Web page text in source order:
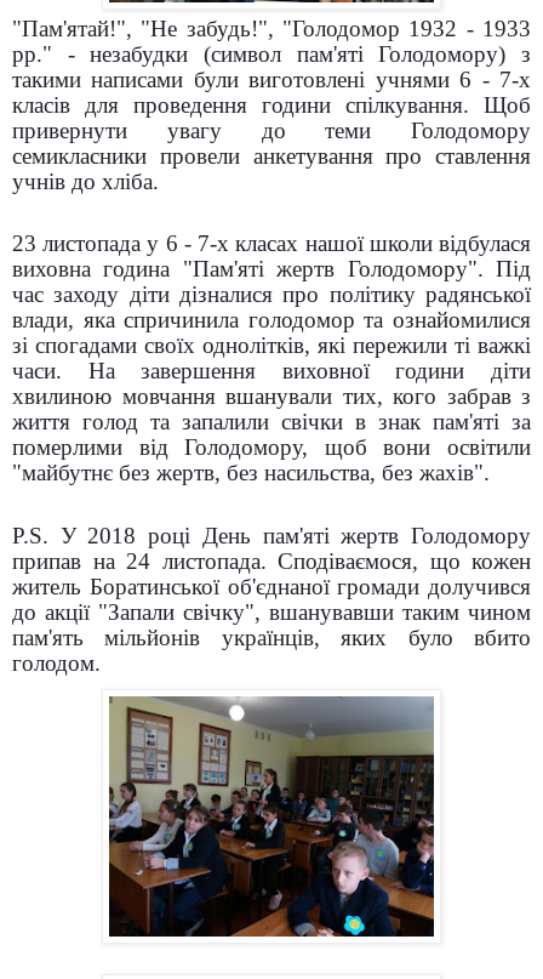
"Пам'ятай!", "Не забудь!", "Голодомор 1932 - 1933
рр." - незабудки (символ пам'яті Голодомору) з
такими написами були виготовлені учнями 6 - 7-х
класів для проведення години спілкування. Щоб
привернути увагу до теми Голодомору
семикласники провели анкетування про ставлення
учнів до хліба.
23 листопада у 6 - 7-х класах нашої школи відбулася
виховна година "Пам'яті жертв Голодомору". Під
час заходу діти дізналися про політику радянської
влади, яка спричинила голодомор та ознайомилися
зі спогадами своїх однолітків, які пережили ті важкі
часи. На завершення виховної години діти
хвилиною мовчання вшанували тих, кого забрав з
життя голод та запалили свічки в знак пам'яті за
померлими від Голодомору, щоб вони освітили
"майбутнє без жертв, без насильства, без жахів".
P.S. У 2018 році День пам'яті жертв Голодомору
припав на 24 листопада. Сподіваємося, що кожен
житель Боратинської об'єднаної громади долучився
до акції "Запали свічку", вшанувавши таким чином
пам'ять мільйонів українців, яких було вбито
голодом.